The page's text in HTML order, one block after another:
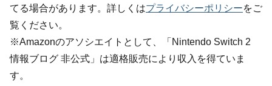
てる場合があります。詳しくはプライバシーポリシーをご
覧ください。
※Amazonのアソシエイトとして、「Nintendo Switch 2
情報ブログ 非公式」は適格販売により収入を得ていま
す。